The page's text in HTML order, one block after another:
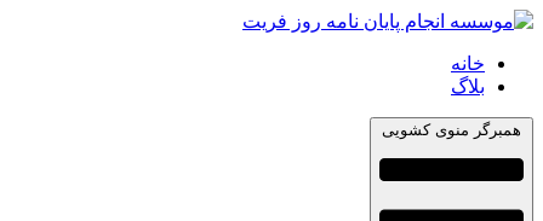
خانه
بلاگ
همبرگر منوی کشویی